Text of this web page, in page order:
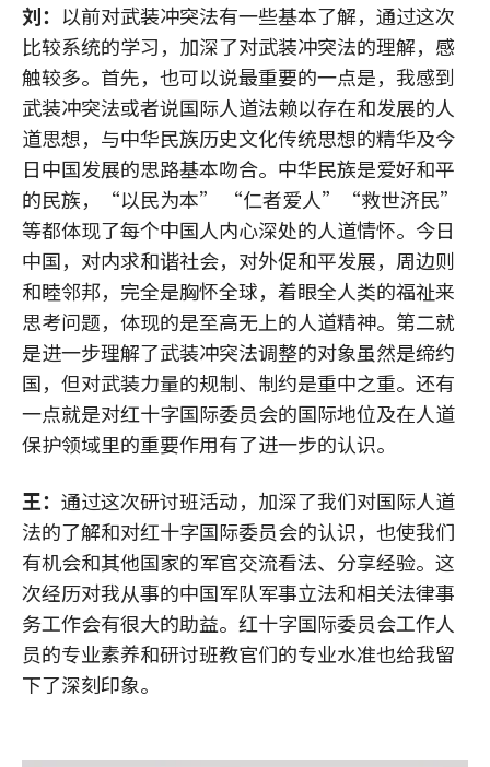
刘： 以前对武装冲突法有一些基本了解，通过这次
比较系统的学习，加深了对武装冲突法的理解，感
触较多。首先，也可以说最重要的一点是，我感到
武装冲突法或者说国际人道法赖以存在和发展的人
道思想，与中华民族历史文化传统思想的精华及今
日中国发展的思路基本吻合。中华民族是爱好和平
的民族，“以民为本” “仁者爱人”“救世济民”
等都体现了每个中国人内心深处的人道情怀。今日
中国，对内求和谐社会，对外促和平发展，周边则
和睦邻邦，完全是胸怀全球，着眼全人类的福祉来
思考问题，体现的是至高无上的人道精神。第二就
是进一步理解了武装冲突法调整的对象虽然是缔约
国，但对武装力量的规制、制约是重中之重。还有
一点就是对红十字国际委员会的国际地位及在人道
保护领域里的重要作用有了进一步的认识。
王： 通过这次研讨班活动，加深了我们对国际人道
法的了解和对红十字国际委员会的认识，也使我们
有机会和其他国家的军官交流看法、分享经验。这
次经历对我从事的中国军队军事立法和相关法律事
务工作会有很大的助益。红十字国际委员会工作人
员的专业素养和研讨班教官们的专业水准也给我留
下了深刻印象。